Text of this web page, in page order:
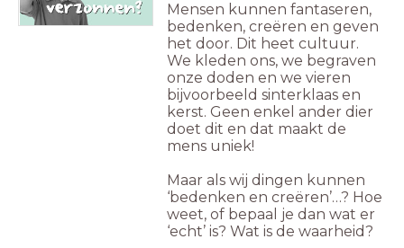
Mensen kunnen fantaseren,
bedenken, creëren en geven
het door. Dit heet cultuur.
We kleden ons, we begraven
onze doden en we vieren
bijvoorbeeld sinterklaas en
kerst. Geen enkel ander dier
doet dit en dat maakt de
mens uniek!
Maar als wij dingen kunnen
‘bedenken en creëren’…? Hoe
weet, of bepaal je dan wat er
‘echt’ is? Wat is de waarheid?